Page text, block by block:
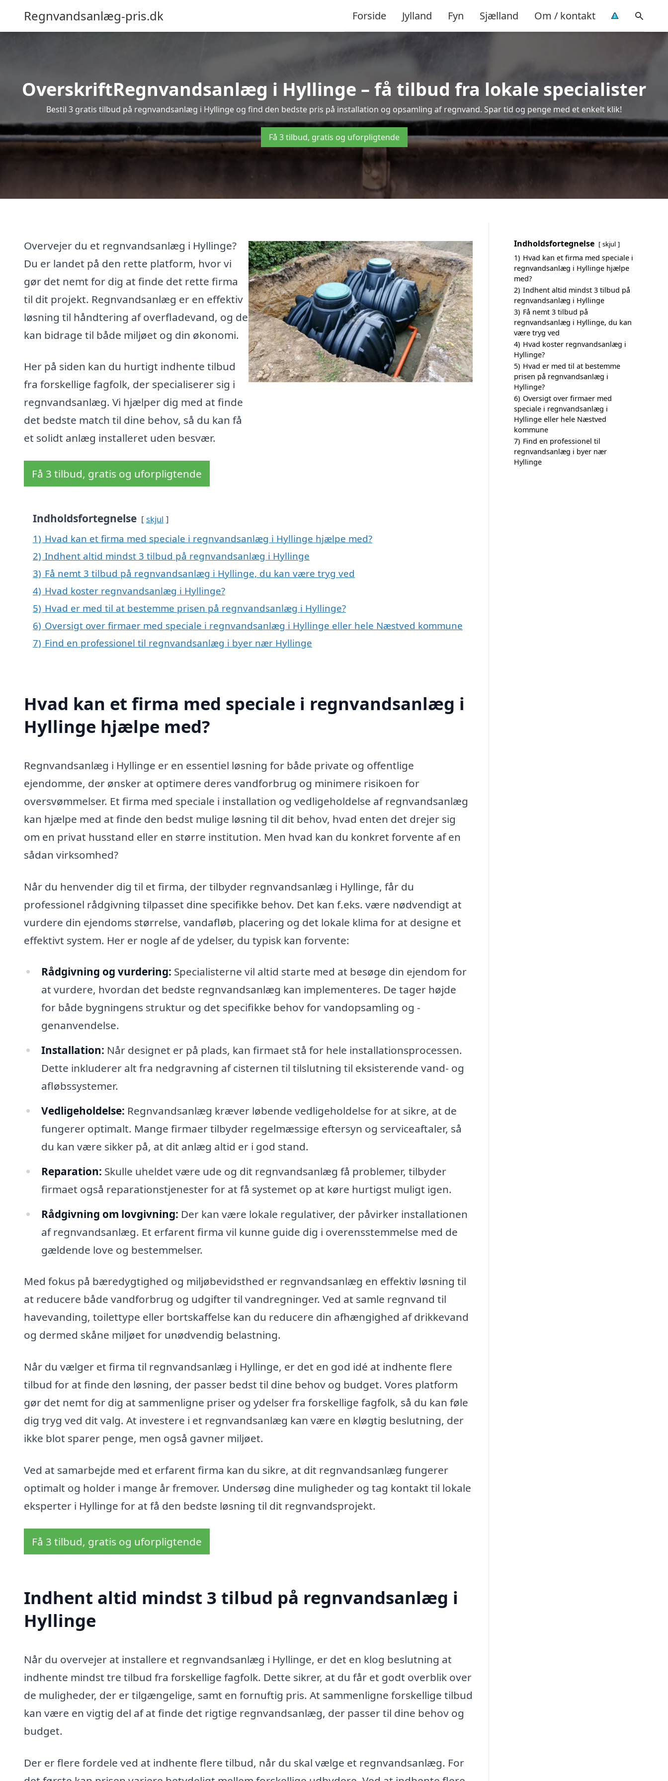
Regnvandsanlæg-pris.dk Forside Jylland Fyn Sjælland Om / kontakt
OverskriftRegnvandsanlæg i Hyllinge – få tilbud fra lokale specialister
Bestil 3 gratis tilbud på regnvandsanlæg i Hyllinge og find den bedste pris på installation og opsamling af regnvand. Spar tid og penge med et enkelt klik!
Få 3 tilbud, gratis og uforpligtende
Overvejer du et regnvandsanlæg i Hyllinge?
Du er landet på den rette platform, hvor vi
gør det nemt for dig at finde det rette firma
til dit projekt. Regnvandsanlæg er en effektiv
løsning til håndtering af overfladevand, og de
kan bidrage til både miljøet og din økonomi.
Her på siden kan du hurtigt indhente tilbud
fra forskellige fagfolk, der specialiserer sig i
regnvandsanlæg. Vi hjælper dig med at finde
det bedste match til dine behov, så du kan få
et solidt anlæg installeret uden besvær.
Få 3 tilbud, gratis og uforpligtende
Indholdsfortegnelse skjul
1) Hvad kan et firma med speciale i regnvandsanlæg i Hyllinge hjælpe med?
2) Indhent altid mindst 3 tilbud på regnvandsanlæg i Hyllinge
3) Få nemt 3 tilbud på regnvandsanlæg i Hyllinge, du kan være tryg ved
4) Hvad koster regnvandsanlæg i Hyllinge?
5) Hvad er med til at bestemme prisen på regnvandsanlæg i Hyllinge?
6) Oversigt over firmaer med speciale i regnvandsanlæg i Hyllinge eller hele Næstved kommune
7) Find en professionel til regnvandsanlæg i byer nær Hyllinge
Hvad kan et firma med speciale i regnvandsanlæg i
Hyllinge hjælpe med?
Regnvandsanlæg i Hyllinge er en essentiel løsning for både private og offentlige
ejendomme, der ønsker at optimere deres vandforbrug og minimere risikoen for
oversvømmelser. Et firma med speciale i installation og vedligeholdelse af regnvandsanlæg
kan hjælpe med at finde den bedst mulige løsning til dit behov, hvad enten det drejer sig
om en privat husstand eller en større institution. Men hvad kan du konkret forvente af en
sådan virksomhed?
Når du henvender dig til et firma, der tilbyder regnvandsanlæg i Hyllinge, får du
professionel rådgivning tilpasset dine specifikke behov. Det kan f.eks. være nødvendigt at
vurdere din ejendoms størrelse, vandafløb, placering og det lokale klima for at designe et
effektivt system. Her er nogle af de ydelser, du typisk kan forvente:
Rådgivning og vurdering: Specialisterne vil altid starte med at besøge din ejendom for
at vurdere, hvordan det bedste regnvandsanlæg kan implementeres. De tager højde
for både bygningens struktur og det specifikke behov for vandopsamling og -
genanvendelse.
Installation: Når designet er på plads, kan firmaet stå for hele installationsprocessen.
Dette inkluderer alt fra nedgravning af cisternen til tilslutning til eksisterende vand- og
afløbssystemer.
Vedligeholdelse: Regnvandsanlæg kræver løbende vedligeholdelse for at sikre, at de
fungerer optimalt. Mange firmaer tilbyder regelmæssige eftersyn og serviceaftaler, så
du kan være sikker på, at dit anlæg altid er i god stand.
Reparation: Skulle uheldet være ude og dit regnvandsanlæg få problemer, tilbyder
firmaet også reparationstjenester for at få systemet op at køre hurtigst muligt igen.
Rådgivning om lovgivning: Der kan være lokale regulativer, der påvirker installationen
af regnvandsanlæg. Et erfarent firma vil kunne guide dig i overensstemmelse med de
gældende love og bestemmelser.
Med fokus på bæredygtighed og miljøbevidsthed er regnvandsanlæg en effektiv løsning til
at reducere både vandforbrug og udgifter til vandregninger. Ved at samle regnvand til
havevanding, toilettype eller bortskaffelse kan du reducere din afhængighed af drikkevand
og dermed skåne miljøet for unødvendig belastning.
Når du vælger et firma til regnvandsanlæg i Hyllinge, er det en god idé at indhente flere
tilbud for at finde den løsning, der passer bedst til dine behov og budget. Vores platform
gør det nemt for dig at sammenligne priser og ydelser fra forskellige fagfolk, så du kan føle
dig tryg ved dit valg. At investere i et regnvandsanlæg kan være en kløgtig beslutning, der
ikke blot sparer penge, men også gavner miljøet.
Ved at samarbejde med et erfarent firma kan du sikre, at dit regnvandsanlæg fungerer
optimalt og holder i mange år fremover. Undersøg dine muligheder og tag kontakt til lokale
eksperter i Hyllinge for at få den bedste løsning til dit regnvandsprojekt.
Få 3 tilbud, gratis og uforpligtende
Indhent altid mindst 3 tilbud på regnvandsanlæg i
Hyllinge
Når du overvejer at installere et regnvandsanlæg i Hyllinge, er det en klog beslutning at
indhente mindst tre tilbud fra forskellige fagfolk. Dette sikrer, at du får et godt overblik over
de muligheder, der er tilgængelige, samt en fornuftig pris. At sammenligne forskellige tilbud
kan være en vigtig del af at finde det rigtige regnvandsanlæg, der passer til dine behov og
budget.
Der er flere fordele ved at indhente flere tilbud, når du skal vælge et regnvandsanlæg. For
Indholdsfortegnelse skjul
1) Hvad kan et firma med speciale i
regnvandsanlæg i Hyllinge hjælpe
med?
2) Indhent altid mindst 3 tilbud på
regnvandsanlæg i Hyllinge
3) Få nemt 3 tilbud på
regnvandsanlæg i Hyllinge, du kan
være tryg ved
4) Hvad koster regnvandsanlæg i
Hyllinge?
5) Hvad er med til at bestemme
prisen på regnvandsanlæg i
Hyllinge?
6) Oversigt over firmaer med
speciale i regnvandsanlæg i
Hyllinge eller hele Næstved
kommune
7) Find en professionel til
regnvandsanlæg i byer nær
Hyllinge